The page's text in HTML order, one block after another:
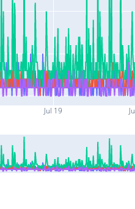
Jul 19